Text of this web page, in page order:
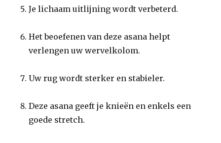
Je lichaam uitlijning wordt verbeterd.
Het beoefenen van deze asana helpt
verlengen uw wervelkolom.
Uw rug wordt sterker en stabieler.
Deze asana geeft je knieën en enkels een
goede stretch.